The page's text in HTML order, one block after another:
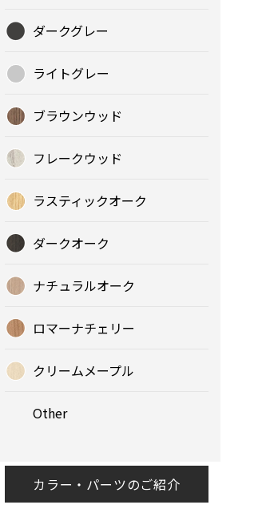
ダークグレー
ライトグレー
ブラウンウッド
フレークウッド
ラスティックオーク
ダークオーク
ナチュラルオーク
ロマーナチェリー
クリームメープル
Other
カラー・パーツのご紹介